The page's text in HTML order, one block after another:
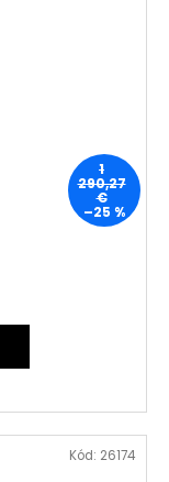
1
290,27
€
–25 %
Kód: 26174